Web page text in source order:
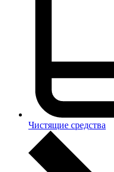
Чистящие средства